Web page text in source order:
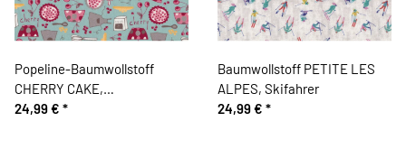
Popeline-Baumwollstoff
CHERRY CAKE,
Kirschkuchen, türkis
24,99 € *
Baumwollstoff PETITE LES
ALPES, Skifahrer
24,99 € *